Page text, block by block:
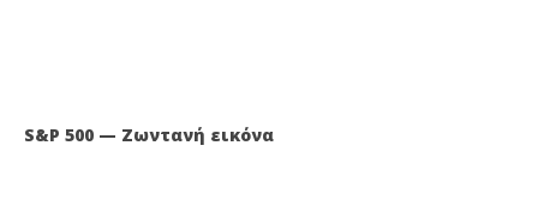
S&P 500 — Ζωντανή εικόνα